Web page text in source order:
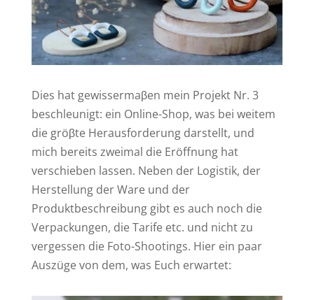
Dies hat gewissermaβen mein Projekt Nr. 3
beschleunigt: ein Online-Shop, was bei weitem
die gröβte Herausforderung darstellt, und
mich bereits zweimal die Eröffnung hat
verschieben lassen. Neben der Logistik, der
Herstellung der Ware und der
Produktbeschreibung gibt es auch noch die
Verpackungen, die Tarife etc. und nicht zu
vergessen die Foto-Shootings. Hier ein paar
Auszüge von dem, was Euch erwartet: